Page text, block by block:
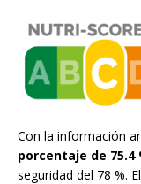
Con la información
porcentaje de 75.4
seguridad del 78 %.